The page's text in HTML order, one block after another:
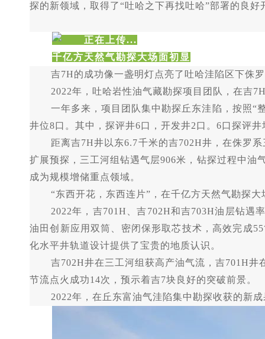
探的新领域，取得了“吐哈之下再找吐哈”部署的良
千亿方天然气勘探大场面初显
吉7H的成功像一盏明灯点亮了吐哈洼陷区下侏
2022年，吐哈岩性油气藏勘探项目团队，在吉
一年多来，项目团队集中勘探丘东洼陷，按照“
井位8口。其中，探评井6口，开发井2口。6口探评
距离吉7H井以东6.7千米的吉702H井，在侏罗
扩展预探，三工河组钻遇气层906米，钻探过程中油
成为规模增储重点领域。
“东西开花，东西连片”，在千亿方天然气勘探
2022年，吉701H、吉702H和吉703H油层钻遇
油田创新应用双筒、密闭保形取芯技术，高效完成
化水平井轨道设计提供了宝贵的地质认识。
吉702H井在三工河组获高产油气流，吉701H
节流点火成功14次，预示着吉7块良好的突破前景。
2022年，在丘东富油气洼陷集中勘探收获的新